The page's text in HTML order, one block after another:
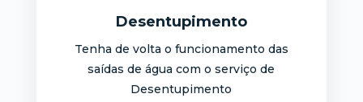
Desentupimento
Tenha de volta o funcionamento das
saídas de água com o serviço de
Desentupimento